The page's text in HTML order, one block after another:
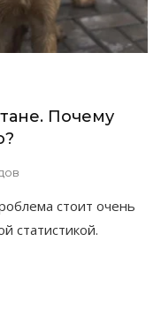
Почему
стоит очень
статистикой.